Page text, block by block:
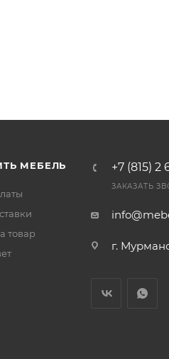
МЕБЕЛЬ
товар
+7 (815)
ЗАКАЗАТЬ
г.